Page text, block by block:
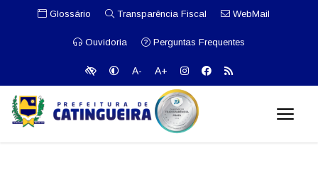
Glossário Transparência Fiscal WebMail
Ouvidoria Perguntas Frequentes
A- A+